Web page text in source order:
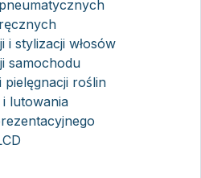
i stylizacji włosów
samochodu
pielęgnacji roślin
lutowania